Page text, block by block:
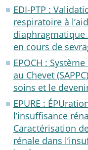
EDI-PTP :
respiratoire à
diaphragmatique
en cours de
EPOCH :
au Chevet
soins et le
EPURE :
l’insuffisance
Caractérisation
rénale dans